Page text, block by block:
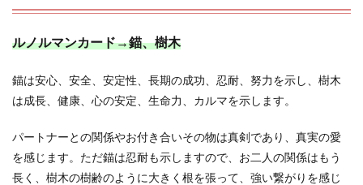
ルノルマンカード→錨、樹木
錨は安心、安全、安定性、長期の成功、忍耐、努力を示し、樹木
は成長、健康、心の安定、生命力、カルマを示します。
パートナーとの関係やお付き合いその物は真剣であり、真実の愛
を感じます。ただ錨は忍耐も示しますので、お二人の関係はもう
長く、樹木の樹齢のように大きく根を張って、強い繋がりを感じ